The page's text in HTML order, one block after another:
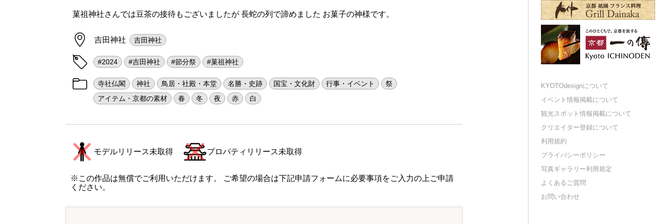
菓祖神社さんでは豆茶の接待もございましたが 長蛇の列で諦めました お菓子の神様です。
吉田神社 吉田神社
#2024 #吉田神社 #節分祭 #菓祖神社
寺社仏閣 神社 鳥居・社殿・本堂 名勝・史跡 国宝・文化財 行事・イベント
祭
アイテム・京都の素材
春 冬 夜 赤 白
モデルリリース未取得 プロパティリリース未取得
※この作品は無償でご利用いただけます。 ご希望の場合は下記申請フォームに必要事項をご入力の上ご申請
ください。
KYOTOdesignについて
イベント情報掲載について
観光スポット情報掲載について
クリエイター登録について
利用規約
プライバシーポリシー
写真ギャラリー利用規定
よくあるご質問
お問い合わせ